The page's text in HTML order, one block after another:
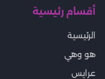
أقسام رئيسية
الرئيسية
هو وهي
عرايس